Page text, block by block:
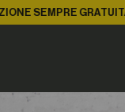
GRATUITA!